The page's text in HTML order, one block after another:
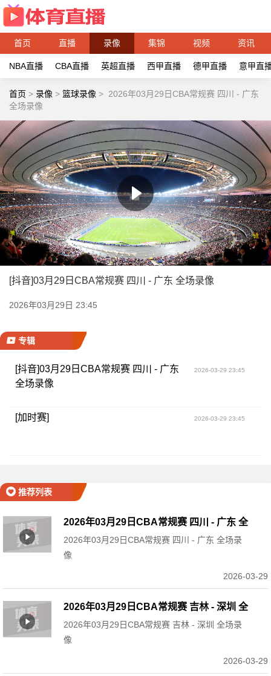
首页 直播 录像 集锦 视频 资讯
NBA直播 CBA直播 英超直播 西甲直播 德甲直播 意甲直
首页 > 录像 > 篮球录像 > 2026年03月29日CBA常规赛 四川 - 广东
全场录像
[抖音]03月29日CBA常规赛 四川 - 广东 全场录像
2026年03月29日 23:45
专辑
[抖音]03月29日CBA常规赛 四川 - 广东
全场录像
2026-03-29 23:45
[加时赛] 2026-03-29 23:45
推荐列表
2026年03月29日CBA常规赛 四川 - 广东 全
场录像
2026年03月29日CBA常规赛 四川 - 广东 全场录
像
2026-03-29
2026年03月29日CBA常规赛 吉林 - 深圳 全
场录像
2026年03月29日CBA常规赛 吉林 - 深圳 全场录
像
2026-03-29